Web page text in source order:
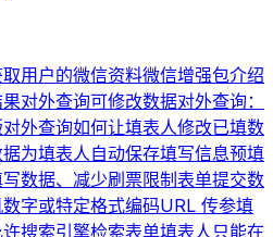
用户的微信资料微信增强包介绍
对外查询可修改数据对外查询：
外查询如何让填表人修改已填数
为填表人自动保存填写信息预填
数据、减少刷票限制表单提交数
字或特定格式编码URL 传参填
许搜索引擎检索表单填表人只能在